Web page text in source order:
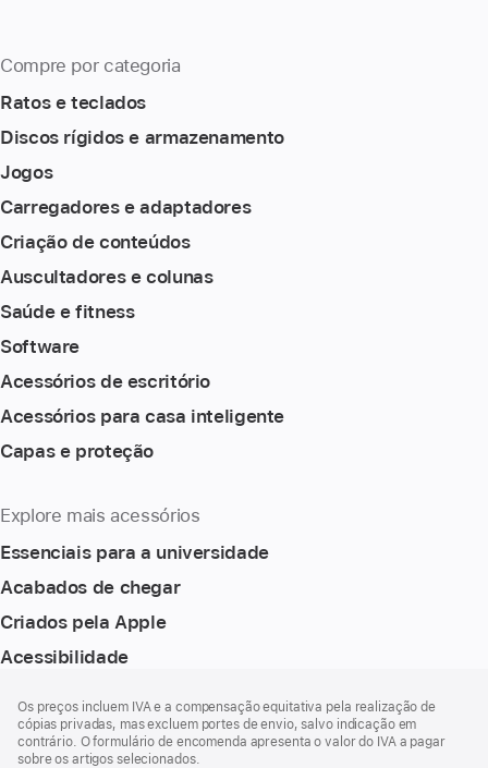
Compre por categoria
Ratos e teclados
Discos rígidos e armazenamento
Jogos
Carregadores e adaptadores
Criação de conteúdos
Auscultadores e colunas
Saúde e fitness
Software
Acessórios de escritório
Acessórios para casa inteligente
Capas e proteção
Explore mais acessórios
Essenciais para a universidade
Acabados de chegar
Criados pela Apple
Acessibilidade
de
rodapé
Os preços incluem IVA e a compensação equitativa pela realização de
cópias privadas, mas excluem portes de envio, salvo indicação em
contrário. O formulário de encomenda apresenta o valor do IVA a pagar
sobre os artigos selecionados.